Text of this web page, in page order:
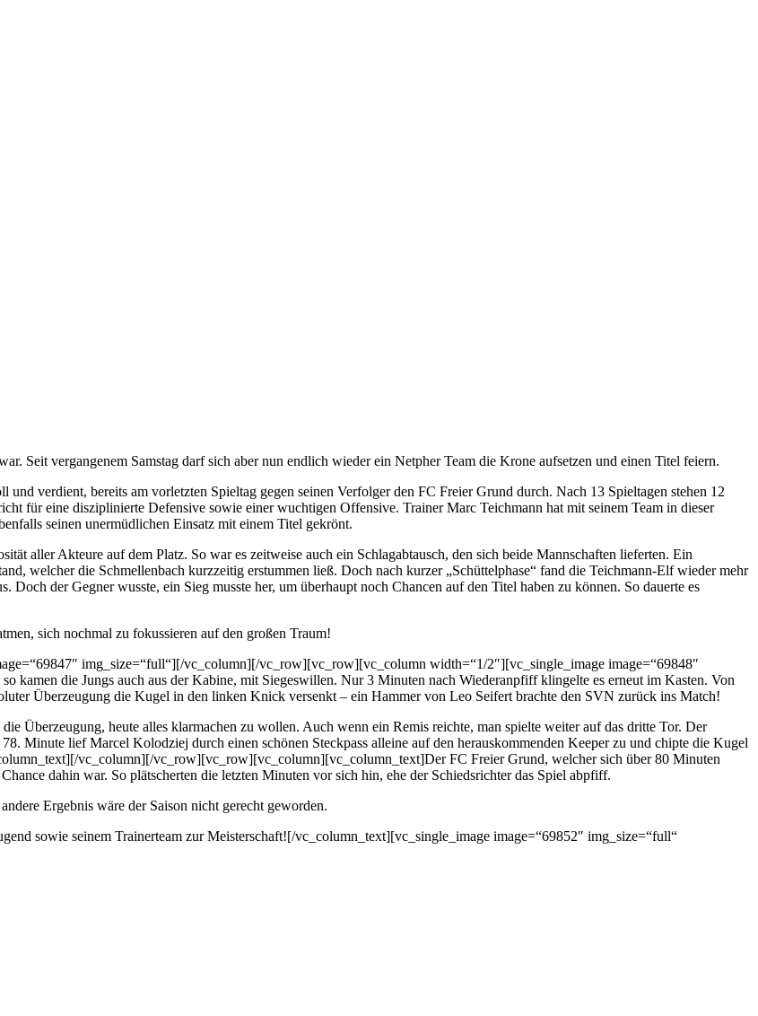
Seit vergangenem Samstag darf sich aber nun endlich wieder ein Netpher Team die Krone aufsetzen und einen Titel feiern.
verdient, bereits am vorletzten Spieltag gegen seinen Verfolger den FC Freier Grund durch. Nach 13 Spieltagen stehen 12
für eine disziplinierte Defensive sowie einer wuchtigen Offensive. Trainer Marc Teichmann hat mit seinem Team in dieser
seinen unermüdlichen Einsatz mit einem Titel gekrönt.
aller Akteure auf dem Platz. So war es zeitweise auch ein Schlagabtausch, den sich beide Mannschaften lieferten. Ein
welcher die Schmellenbach kurzzeitig erstummen ließ. Doch nach kurzer „Schüttelphase“ fand die Teichmann-Elf wieder mehr
der Gegner wusste, ein Sieg musste her, um überhaupt noch Chancen auf den Titel haben zu können. So dauerte es
sich nochmal zu fokussieren auf den großen Traum!
img_size=“full“][/vc_column][/vc_row][vc_row][vc_column width=“1/2″][vc_single_image image=“69848″
die Jungs auch aus der Kabine, mit Siegeswillen. Nur 3 Minuten nach Wiederanpfiff klingelte es erneut im Kasten. Von
Überzeugung die Kugel in den linken Knick versenkt – ein Hammer von Leo Seifert brachte den SVN zurück ins Match!
Überzeugung, heute alles klarmachen zu wollen. Auch wenn ein Remis reichte, man spielte weiter auf das dritte Tor. Der
Minute lief Marcel Kolodziej durch einen schönen Steckpass alleine auf den herauskommenden Keeper zu und chipte die Kugel
vc_column][/vc_row][vc_row][vc_column][vc_column_text]Der FC Freier Grund, welcher sich über 80 Minuten
dahin war. So plätscherten die letzten Minuten vor sich hin, ehe der Schiedsrichter das Spiel abpfiff.
Ergebnis wäre der Saison nicht gerecht geworden.
sowie seinem Trainerteam zur Meisterschaft![/vc_column_text][vc_single_image image=“69852″ img_size=“full“